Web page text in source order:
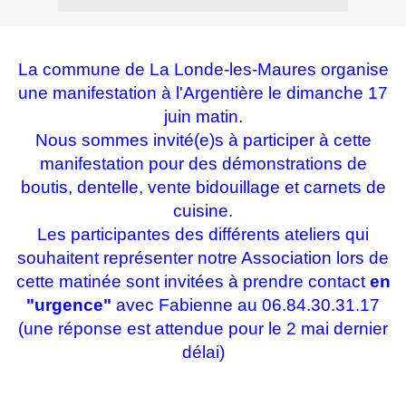
La commune de La Londe-les-Maures organise
une manifestation à l'Argentière le dimanche 17
juin matin.
Nous sommes invité(e)s à participer à cette
manifestation pour des démonstrations de
boutis, dentelle, vente bidouillage et carnets de
cuisine.
Les participantes des différents ateliers qui
souhaitent représenter notre Association lors de
cette matinée sont invitées à prendre contact en
"urgence" avec Fabienne au 06.84.30.31.17
(une réponse est attendue pour le 2 mai dernier
délai)